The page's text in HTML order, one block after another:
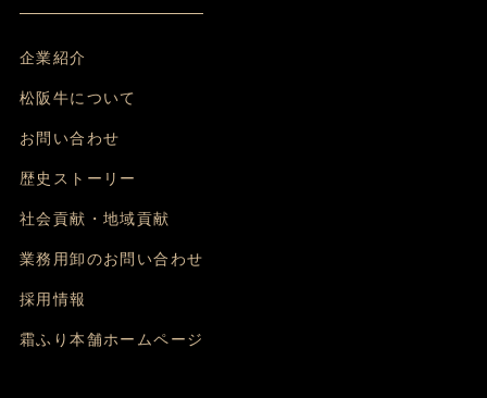
企業紹介
松阪牛について
お問い合わせ
歴史ストーリー
社会貢献・地域貢献
業務用卸のお問い合わせ
採用情報
霜ふり本舗ホームページ